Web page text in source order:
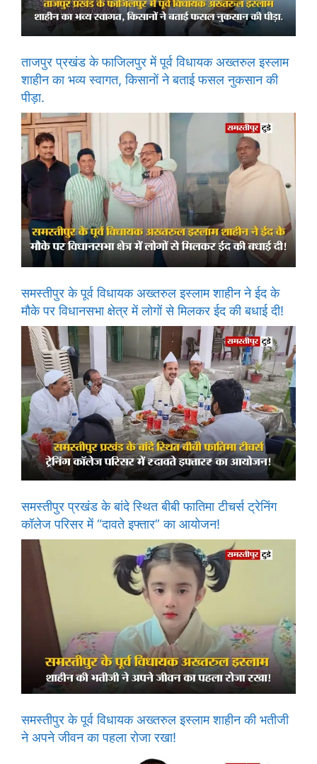
ताजपुर प्रखंड के फाजिलपुर में पूर्व विधायक अख्तरुल इस्लाम
शाहीन का भव्य स्वागत, किसानों ने बताई फसल नुकसान की
पीड़ा.
समस्तीपुर के पूर्व विधायक अख्तरुल इस्लाम शाहीन ने ईद के
मौके पर विधानसभा क्षेत्र में लोगों से मिलकर ईद की बधाई दी!
समस्तीपुर प्रखंड के बांदे स्थित बीबी फातिमा टीचर्स ट्रेनिंग
कॉलेज परिसर में “दावते इफ्तार” का आयोजन!
समस्तीपुर के पूर्व विधायक अख्तरुल इस्लाम शाहीन की भतीजी
ने अपने जीवन का पहला रोजा रखा!